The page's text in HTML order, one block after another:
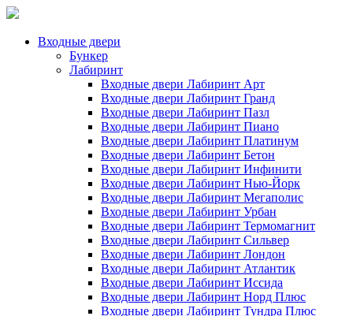
Входные двери
Бункер
Лабиринт
Входные двери Лабиринт Арт
Входные двери Лабиринт Гранд
Входные двери Лабиринт Пазл
Входные двери Лабиринт Пиано
Входные двери Лабиринт Платинум
Входные двери Лабиринт Бетон
Входные двери Лабиринт Инфинити
Входные двери Лабиринт Нью-Йорк
Входные двери Лабиринт Мегаполис
Входные двери Лабиринт Урбан
Входные двери Лабиринт Термомагнит
Входные двери Лабиринт Сильвер
Входные двери Лабиринт Лондон
Входные двери Лабиринт Атлантик
Входные двери Лабиринт Иссида
Входные двери Лабиринт Норд Плюс
Входные двери Лабиринт Тундра Плюс